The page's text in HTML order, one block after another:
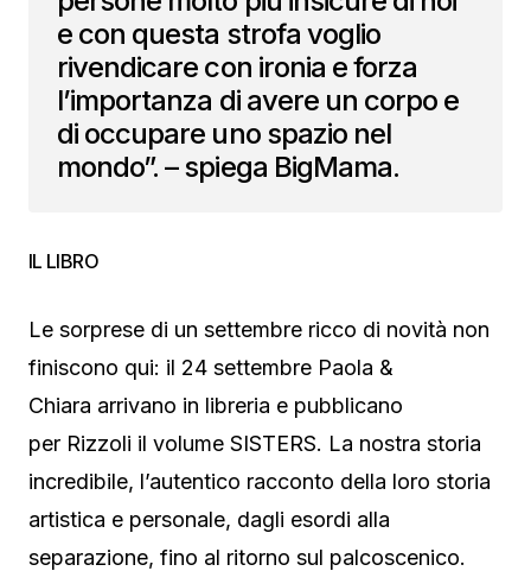
e con questa strofa voglio
rivendicare con ironia e forza
l’importanza di avere un corpo e
di occupare uno spazio nel
mondo”. – spiega BigMama.
IL LIBRO
Le sorprese di un settembre ricco di novità non
finiscono qui: il 24 settembre Paola &
Chiara arrivano in libreria e pubblicano
per Rizzoli il volume SISTERS. La nostra storia
incredibile, l’autentico racconto della loro storia
artistica e personale, dagli esordi alla
separazione, fino al ritorno sul palcoscenico.